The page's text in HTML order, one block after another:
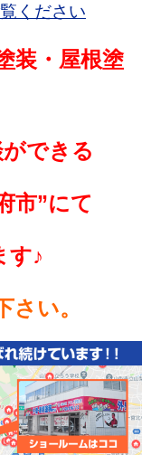
ください
装・屋根塗
できる
市”にて
す♪
さい。